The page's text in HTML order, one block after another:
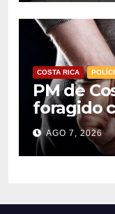
COSTA RICA
PM de
foragido
lavagem
AGO 7, 2026